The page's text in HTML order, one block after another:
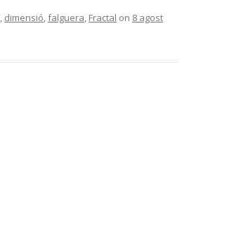
, dimensió,falguera, Fractal on 8 agost